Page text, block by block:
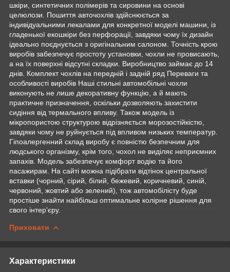
шкіри, синтетичних полімерів та сировини на основі
целюлози. Пошиття авточохлів здійснюється за
індивідуальними лекалами для конкретної моделі машини, із
гладенької екошкіри без перфорації, завдяки чому їх дизайн
ідеально поєднується з оригінальним салоном. Точність крою
виробів забезпечує простоту установки, чохли не провисають,
а на їх поверхні відсутні складки. Виробництво займає до 14
днів. Комплект чохлів на передній і задній ряд Переваги та
особливості виробів Наші стильні автомобільні чохли
виконують не лише декоративну функцію, а й мають
практичне призначення, оскільки дозволяють захистити
сидіння від термального впливу. Також модель із
мікропористою структурою відрізняється морозостійкістю,
завдяки чому не руйнується під впливом низьких температур.
Гіпоалергенний склад виробу є повністю безпечним для
людського організму, крім того, чохол не виділяє неприємних
запахів. Модель забезпечує комфорт водію та його
пасажирам. На сайті можна підібрати відтінок центральної
вставки (чорний, сірий, білий, бежевий, коричневий, синій,
червоний, жовтий або зелений), тож автомобілісту буде
простіше знайти найбільш оптимальне колірне рішення для
свого інтер'єру.
Приховати
Характеристики